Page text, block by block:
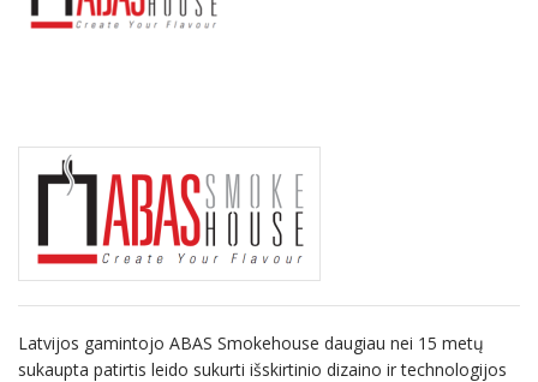
Latvijos gamintojo ABAS Smokehouse daugiau nei 15 metų
sukaupta patirtis leido sukurti išskirtinio dizaino ir technologijos